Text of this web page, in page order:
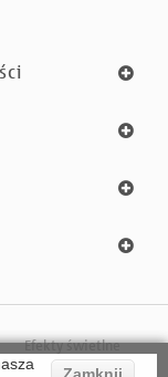
Efekty świetlne